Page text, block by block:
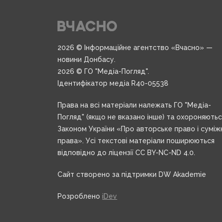
2026 © Інформаційне агентство «Вчасно» —
новини Донбасу.
2026 © ГО "Медіа-Погляд".
Ідентифікатор медіа R40-05538
Права на всі матеріали належать ГО "Медіа-
Погляд" (якщо не вказано інше) та
Законом України «Про авторське право і
права». Усі текстові матеріали поширюються
відповідно до ліцензії CC BY-NC-ND 4.0.
Сайт створено за підтримки DW Akademie
Розроблено iDev